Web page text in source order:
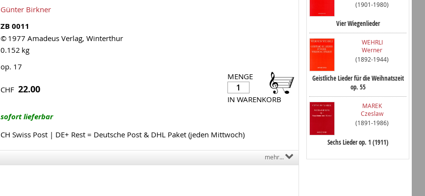
Günter Birkner
ZB 0011
© 1977 Amadeus Verlag, Winterthur
0.152 kg
op. 17
MENGE
IN WARENKORB
CHF 22.00
sofort lieferbar
CH Swiss Post | DE+ Rest = Deutsche Post & DHL Paket (jeden Mittwoch)
mehr...
(1901-1980)
Vier Wiegenlieder
WEHRLI
Werner
(1892-1944)
Geistliche Lieder für die Weihnatszeit
op. 55
MAREK
Czeslaw
(1891-1986)
Sechs Lieder op. 1 (1911)